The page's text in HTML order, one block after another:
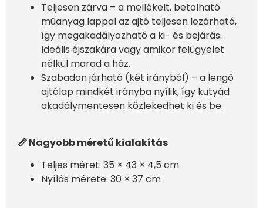
Teljesen zárva – a mellékelt, betolható
műanyag lappal az ajtó teljesen lezárható,
így megakadályozható a ki- és bejárás.
Ideális éjszakára vagy amikor felügyelet
nélkül marad a ház.
Szabadon járható (két irányból) – a lengő
ajtólap mindkét irányba nyílik, így kutyád
akadálymentesen közlekedhet ki és be.
📏 Nagyobb méretű kialakítás
Teljes méret: 35 × 43 × 4,5 cm
Nyílás mérete: 30 × 37 cm